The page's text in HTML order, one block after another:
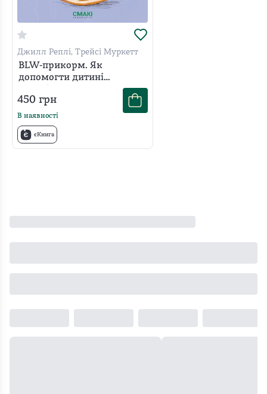
Джилл Реплі, Трейсі Муркетт
BLW-прикорм. Як
допомогти дитині
полюбити корисну їжу
450 грн
В наявності
єКнига